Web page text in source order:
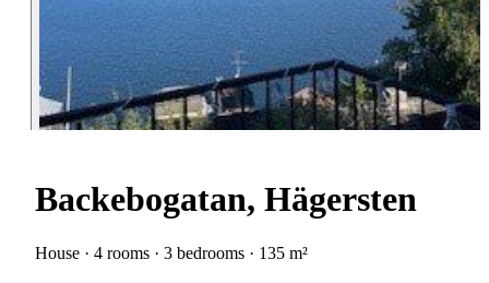
Backebogatan, Hägersten
House · 4 rooms · 3 bedrooms · 135 m²